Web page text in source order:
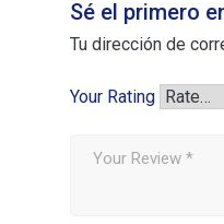
Sé el primero
Tu dirección de
Your Rating